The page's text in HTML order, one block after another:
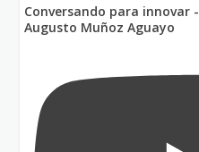
Conversando para innovar
Augusto Muñoz Aguayo